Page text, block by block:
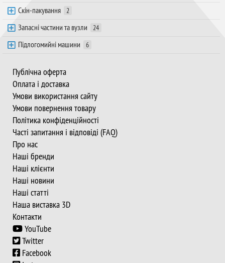
Скін-пакування 2
Запасні частини та вузли 24
Підлогомийні машини 6
Публічна оферта
Оплата і доставка
Умови використання сайту
Умови повернення товару
Політика конфіденційності
Часті запитання і відповіді (FAQ)
Про нас
Наші бренди
Наші клієнти
Наші новини
Наші статті
Наша виставка 3D
Контакти
YouTube
Twitter
Facebook